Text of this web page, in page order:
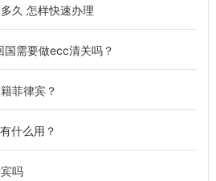
久 怎样快速办理
需要做ecc清关吗？
菲律宾？
什么用？
吗